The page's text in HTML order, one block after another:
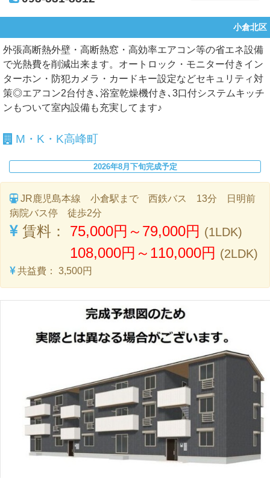
小倉北区
外張高断熱外壁・高断熱窓・高効率エアコン等の省エネ設備
で光熱費を削減出来ます。オートロック・モニター付きイン
ターホン・防犯カメラ・カードキー設定などセキュリティ対
策◎エアコン2台付き､浴室乾燥機付き､3口付システムキッチ
ンもついて室内設備も充実してます♪
M・K・K高峰町
2026年8月下旬完成予定
JR鹿児島本線 小倉駅まで 西鉄バス 13分 日明前
病院バス停 徒歩2分
賃料： 75,000円～79,000円 (1LDK)
108,000円～110,000円 (2LDK)
共益費： 3,500円